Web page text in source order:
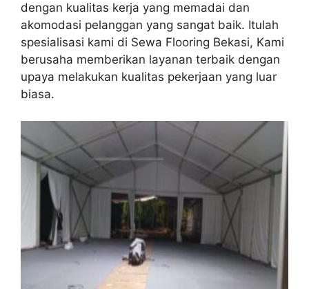
dengan kualitas kerja yang memadai dan
akomodasi pelanggan yang sangat baik. Itulah
spesialisasi kami di Sewa Flooring Bekasi, Kami
berusaha memberikan layanan terbaik dengan
upaya melakukan kualitas pekerjaan yang luar
biasa.